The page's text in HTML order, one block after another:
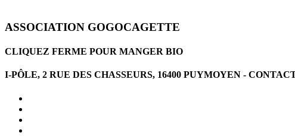
ASSOCIATION GOGOCAGETTE
CLIQUEZ FERME POUR MANGER BIO
I-PÔLE, 2 RUE DES CHASSEURS, 16400 PUYMOYEN -